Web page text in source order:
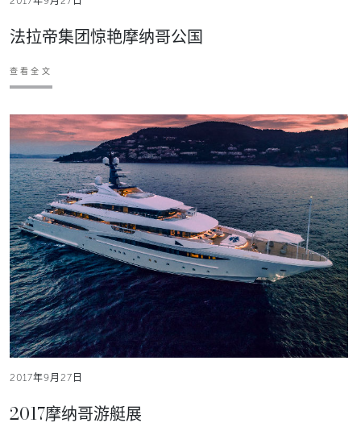
法拉帝集团惊艳摩纳哥公国
查看全文
2017年9月27日
2017摩纳哥游艇展